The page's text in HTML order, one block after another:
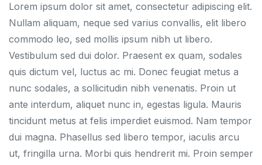
Lorem ipsum dolor sit amet, consectetur adipiscing elit.
Nullam aliquam, neque sed varius convallis, elit libero
commodo leo, sed mollis ipsum nibh ut libero.
Vestibulum sed dui dolor. Praesent ex quam, sodales
quis dictum vel, luctus ac mi. Donec feugiat metus a
nunc sodales, a sollicitudin nibh venenatis. Proin ut
ante interdum, aliquet nunc in, egestas ligula. Mauris
tincidunt metus at felis imperdiet euismod. Nam tempor
dui magna. Phasellus sed libero tempor, iaculis arcu
ut, fringilla urna. Morbi quis hendrerit mi. Proin semper